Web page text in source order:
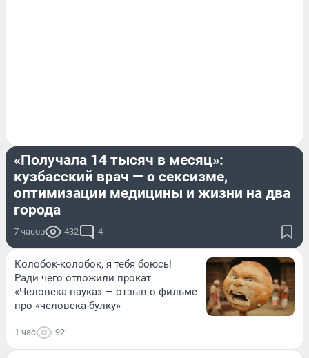
«Получала 14 тысяч в месяц»:
кузбасский врач — о сексизме,
оптимизации медицины и жизни на два
города
7 часов 432 4
Колобок-колобок, я тебя боюсь!
Ради чего отложили прокат
«Человека-паука» — отзыв о фильме
про «человека-булку»
1 час 92